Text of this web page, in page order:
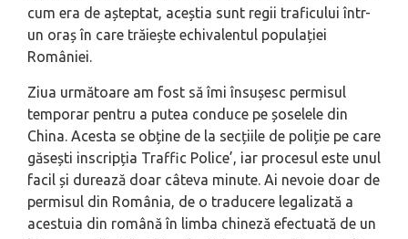
cum era de așteptat, aceștia sunt regii traficului într-
un oraș în care trăiește echivalentul populației
României.
Ziua următoare am fost să îmi însușesc permisul
temporar pentru a putea conduce pe șoselele din
China. Acesta se obține de la secțiile de poliție pe care
găsești inscripția Traffic Police’, iar procesul este unul
facil și durează doar câteva minute. Ai nevoie doar de
permisul din România, de o traducere legalizată a
acestuia din română în limba chineză efectuată de un